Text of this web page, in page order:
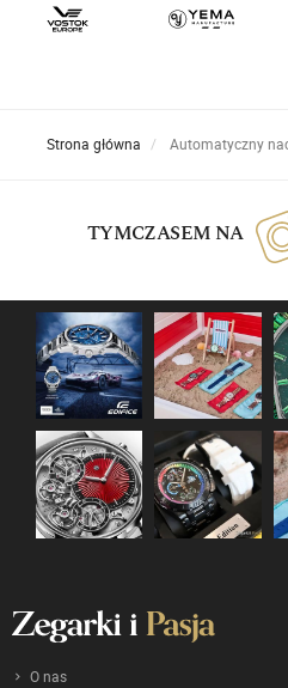
Strona główna Automatyczny
TYMCZASEM NA
O nas